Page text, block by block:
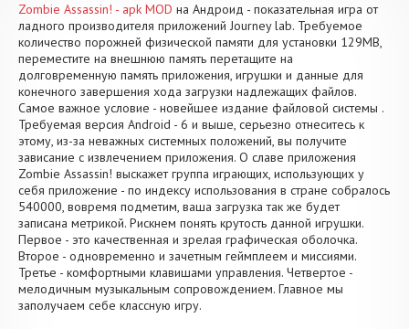
Zombie Assassin! - apk MOD на Андроид - показательная игра от
ладного производителя приложений Journey lab. Требуемое
количество порожней физической памяти для установки 129MB,
переместите на внешнюю память перетащите на
долговременную память приложения, игрушки и данные для
конечного завершения хода загрузки надлежащих файлов.
Самое важное условие - новейшее издание файловой системы .
Требуемая версия Android - 6 и выше, серьезно отнеситесь к
этому, из-за неважных системных положений, вы получите
зависание с извлечением приложения. О славе приложения
Zombie Assassin! выскажет группа играющих, использующих у
себя приложение - по индексу использования в стране собралось
540000, вовремя подметим, ваша загрузка так же будет
записана метрикой. Рискнем понять крутость данной игрушки.
Первое - это качественная и зрелая графическая оболочка.
Второе - одновременно и зачетным геймплеем и миссиями.
Третье - комфортными клавишами управления. Четвертое -
мелодичным музыкальным сопровождением. Главное мы
заполучаем себе классную игру.